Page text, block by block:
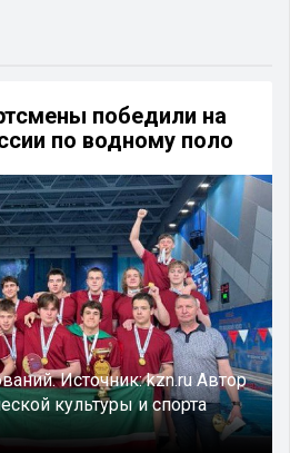
победили на
по водному поло
Источник:kzn.ruАвтор
культуры и спорта